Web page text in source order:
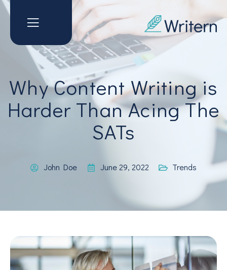
Why Content Writing is
Harder Than Acing The
SATs
John Doe June 29, 2022 Trends